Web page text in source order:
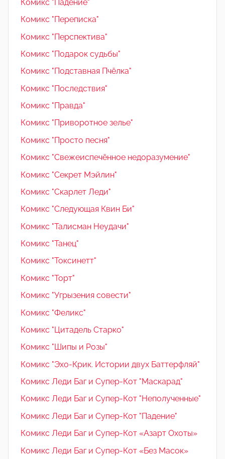
Комикс "Падение"
Комикс "Переписка"
Комикс "Перспектива"
Комикс "Подарок судьбы"
Комикс "Подставная Пчёлка"
Комикс "Последствия"
Комикс "Правда"
Комикс "Приворотное зелье"
Комикс "Просто песня"
Комикс "Свежеиспечённое недоразумение"
Комикс "Секрет Мэйлин"
Комикс "Скарлет Леди"
Комикс "Следующая Квин Би"
Комикс "Талисман Неудачи"
Комикс "Танец"
Комикс "Токсинетт"
Комикс "Торт"
Комикс "Угрызения совести"
Комикс "Феликс"
Комикс "Цитадель Старко"
Комикс "Шипы и Розы"
Комикс "Эхо-Крик. Истории двух Баттерфляй"
Комикс Леди Баг и Супер-Кот "Маскарад"
Комикс Леди Баг и Супер-Кот "Неполученные"
Комикс Леди Баг и Супер-Кот "Падение"
Комикс Леди Баг и Супер-Кот «Азарт Охоты»
Комикс Леди Баг и Супер-Кот «Без Масок»